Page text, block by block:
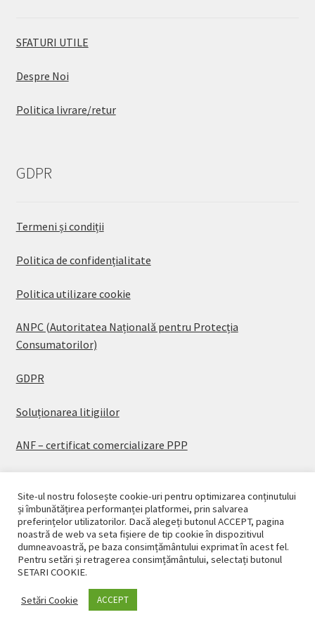
SFATURI UTILE
Despre Noi
Politica livrare/retur
GDPR
Termeni și condiții
Politica de confidențialitate
Politica utilizare cookie
ANPC (Autoritatea Națională pentru Protecția
Consumatorilor)
GDPR
Soluționarea litigiilor
ANF – certificat comercializare PPP
© CASAPLANT 2026
Politică de confidențialitate
Site-ul nostru folosește cookie-uri pentru optimizarea conținutului
și îmbunătățirea performanței platformei, prin salvarea
preferințelor utilizatorilor. Dacă alegeți butonul ACCEPT, pagina
noastră de web va seta fișiere de tip cookie în dispozitivul
dumneavoastră, pe baza consimțământului exprimat în acest fel.
Pentru setări și retragerea consimțământului, selectați butonul
SETARI COOKIE.
Setări Cookie ACCEPT